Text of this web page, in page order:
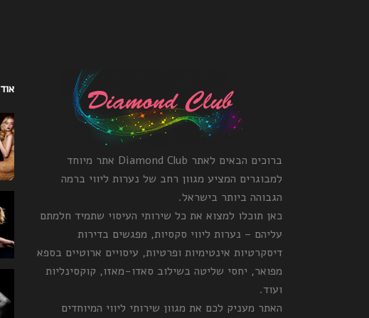
ברוכים הבאים לאתר Diamond Club אתר מיוחד
למבוגרים המציע מגוון רחב של נערות ליווי ברמה
הגבוהה ביותר בישראל.
כאן תוכלו למצוא את כל שירותי העיסוי שתמיד חלמתם
עליהם – נערות ליווי סקסיות, מפגשים בדירות
דיסקרטיות אינטימיות ופרטיות, עיסויים ארוטיים בספא
מפואר, יחסי שליטה בשילוב סאדו-מאזו, קוקסינליות
ועוד.
האתר מעניק לכם את מגוון שירותי ליווי המיוחדים